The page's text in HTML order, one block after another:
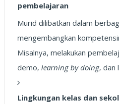
pembelajaran
Murid dilibatkan dalam
mengembangkan
Misalnya, melakukan
demo, learning by doing, dan
Lingkungan kelas dan